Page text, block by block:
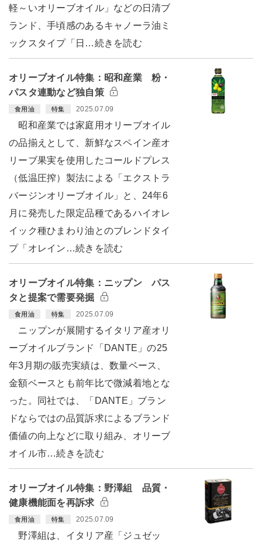
軽～いオリーブオイル」などの日清ブ
ランド、手頃感のあるキャノーラ油ミ
ックスタイプ「日…続きを読む
オリーブオイル特集：昭和産業 粉・
パスタ連動など独自策
食用油 特集 2025.07.09
昭和産業では家庭用オリーブオイル
の品揃えとして、新鮮なスペイン産オ
リーブ果実を使用したコールドプレス
（低温圧搾）製法による「エクストラ
バージンオリーブオイル」と、24年6
月に発売した限定品種であるハイオレ
イック種ひまわり油とのブレンドタイ
プ「オレイン…続きを読む
オリーブオイル特集：ニップン パス
タと提案で需要発掘
食用油 特集 2025.07.09
ニップンが展開するイタリア産オリ
ーブオイルブランド「DANTE」の25
年3月期の販売実績は、数量ベース、
金額ベースとも前年比で微減着地とな
った。同社では、「DANTE」ブラン
ドならではの品質訴求によるブランド
価値の向上などに取り組み、オリーブ
オイル市…続きを読む
オリーブオイル特集：野澤組 品質・
健康機能面を再訴求
食用油 特集 2025.07.09
野澤組は、イタリア産「ジュゼッ